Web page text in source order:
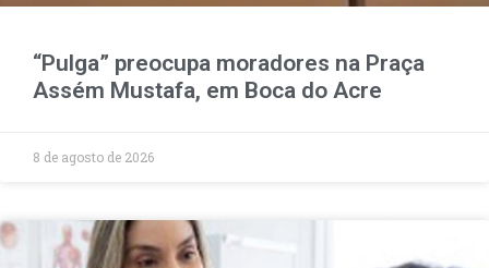
“Pulga” preocupa moradores na Praça
Assém Mustafa, em Boca do Acre
8 de agosto de 2026